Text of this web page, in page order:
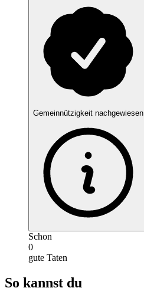
Gemeinnützigkeit nachgewiesen
Schon
0
gute Taten
So kannst du